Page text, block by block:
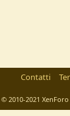
Contatti
© 2010-2021